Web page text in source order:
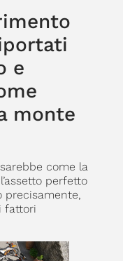
e
monte
come la
perfetto
precisamente,
fattori